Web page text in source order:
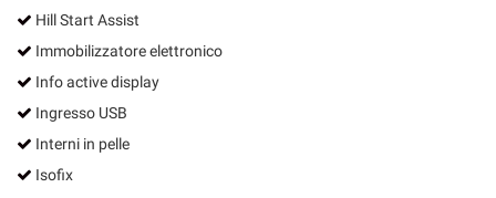
Hill Start Assist
Immobilizzatore elettronico
Info active display
Ingresso USB
Interni in pelle
Isofix